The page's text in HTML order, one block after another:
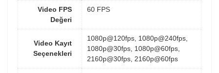
Video FPS
Değeri
60 FPS
Video Kayıt
Seçenekleri
1080p@120fps, 1080p@240fps,
1080p@30fps, 1080p@60fps,
2160p@30fps, 2160p@60fps